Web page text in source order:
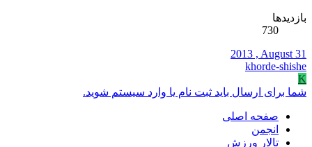
بازدیدها
730
2013 , August 31
khorde-shishe
K
شما برای ارسال باید ثبت نام یا وارد سیستم شوید.
صفحه اصلی
انجمن
تالار ورزش